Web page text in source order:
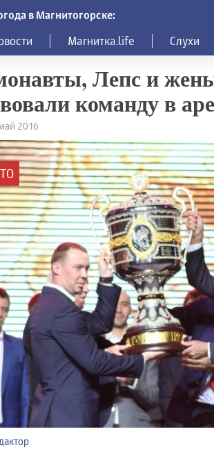
в Магнитогорске:
Магнитка.life Слухи
Лепс и
команду в
2016